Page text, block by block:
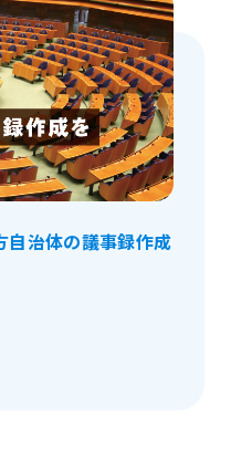
自治体の議事録作成